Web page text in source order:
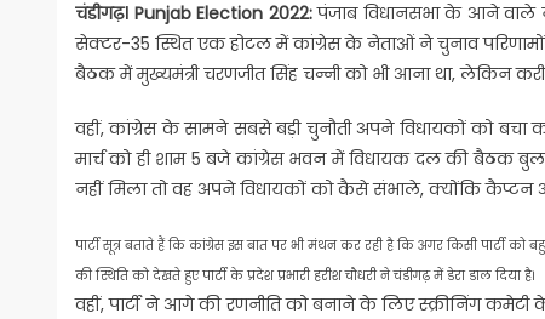
चंडीगढ़। Punjab Election 2022:पंजाब विधानसभा के आने वाले
सेक्टर-35 स्थित एक होटल में कांग्रेस के नेताओं ने चुनाव
बैठक में मुख्यमंत्री चरणजीत सिंह चन्नी को भी आना था, लेकिन
वहीं, कांग्रेस के सामने सबसे बड़ी चुनौती अपने विधायकों को
मार्च को ही शाम 5 बजे कांग्रेस भवन में विधायक दल की बैठक
नहीं मिला तो वह अपने विधायकों को कैसे संभाले, क्योंकि कैप्टन
पार्टी सूत्र बताते हैं कि कांग्रेस इस बात पर भी मंथन कर रही है कि अगर किसी पार्टी
की स्थिति को देखते हुए पार्टी के प्रदेश प्रभारी हरीश चौधरी ने चंडीगढ़ में डेरा डाल दिया है।
वहीं, पार्टी ने आगे की रणनीति को बनाने के लिए स्क्रीनिंग